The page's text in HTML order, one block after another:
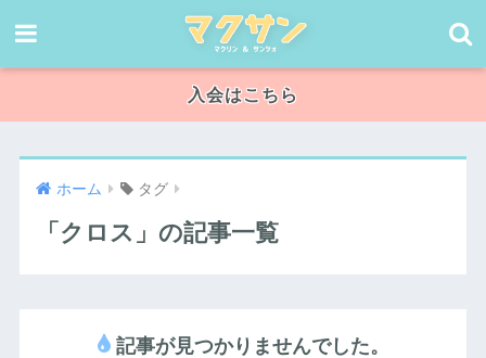
入会はこちら
ホーム タグ
「クロス」の記事一覧
記事が見つかりませんでした。